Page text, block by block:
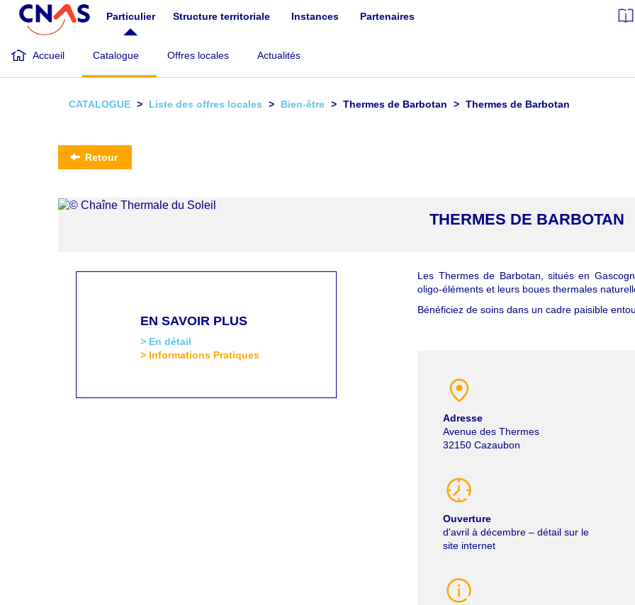
Aller
contenu
principal
Particulier Structure territoriale Instances Partenaires
Accueil Catalogue Offres locales Actualités
CATALOGUE Liste des offres locales Bien-être Thermes de Barbotan Thermes de Barbotan
Retour
THERMES DE BARBOTAN
EN SAVOIR PLUS
> En détail
> Informations Pratiques
Les Thermes de Barbotan, situés en
oligo-éléments et leurs boues thermales
Bénéficiez de soins dans un cadre paisible
Adresse
Avenue des Thermes
32150 Cazaubon
Ouverture
d'avril à décembre – détail sur le
site internet